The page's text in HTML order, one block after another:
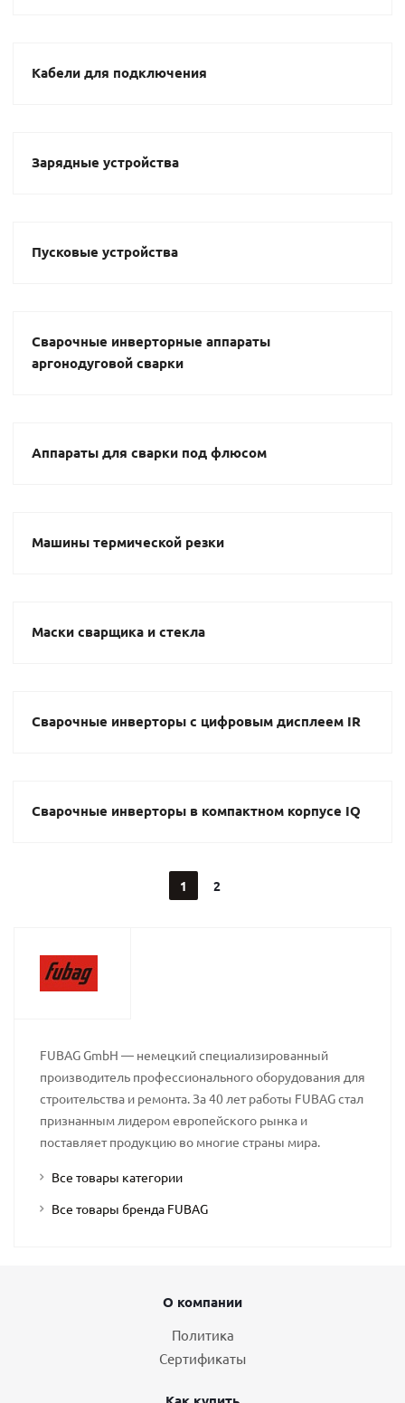
Кабели для подключения
Зарядные устройства
Пусковые устройства
Сварочные инверторные аппараты
аргонодуговой сварки
Аппараты для сварки под флюсом
Машины термической резки
Маски сварщика и стекла
Сварочные инверторы с цифровым дисплеем IR
Сварочные инверторы в компактном корпусе IQ
1 2
FUBAG GmbH — немецкий специализированный
производитель профессионального оборудования для
строительства и ремонта. За 40 лет работы FUBAG стал
признанным лидером европейского рынка и
поставляет продукцию во многие страны мира.
Все товары категории
Все товары бренда FUBAG
О компании
Политика
Сертификаты